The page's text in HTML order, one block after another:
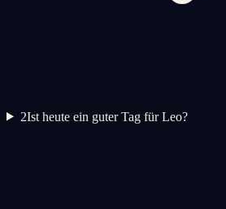
2Ist heute ein guter Tag für Leo?